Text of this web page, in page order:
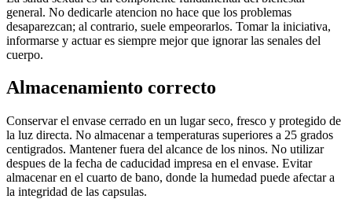
general. No dedicarle atencion no hace que los problemas
desaparezcan; al contrario, suele empeorarlos. Tomar la iniciativa,
informarse y actuar es siempre mejor que ignorar las senales del
cuerpo.
Almacenamiento correcto
Conservar el envase cerrado en un lugar seco, fresco y protegido de
la luz directa. No almacenar a temperaturas superiores a 25 grados
centigrados. Mantener fuera del alcance de los ninos. No utilizar
despues de la fecha de caducidad impresa en el envase. Evitar
almacenar en el cuarto de bano, donde la humedad puede afectar a
la integridad de las capsulas.